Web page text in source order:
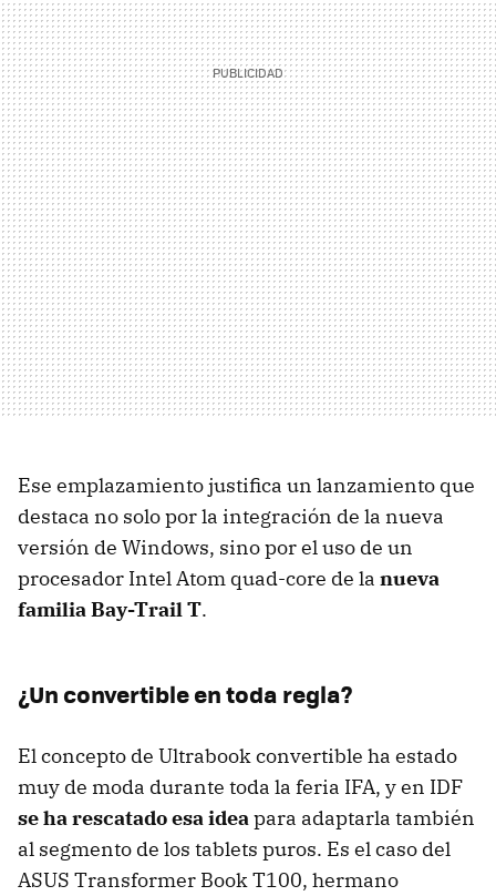
Ese emplazamiento justifica un lanzamiento que
destaca no solo por la integración de la nueva
versión de Windows, sino por el uso de un
procesador Intel Atom quad-core de la nueva
familia Bay-Trail T.
¿Un convertible en toda regla?
El concepto de Ultrabook convertible ha estado
muy de moda durante toda la feria IFA, y en IDF
se ha rescatado esa ideapara adaptarla también
al segmento de los tablets puros. Es el caso del
ASUS Transformer Book T100, hermano